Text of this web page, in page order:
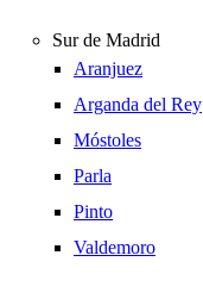
Sur de Madrid
Aranjuez
Arganda del Rey
Móstoles
Parla
Pinto
Valdemoro